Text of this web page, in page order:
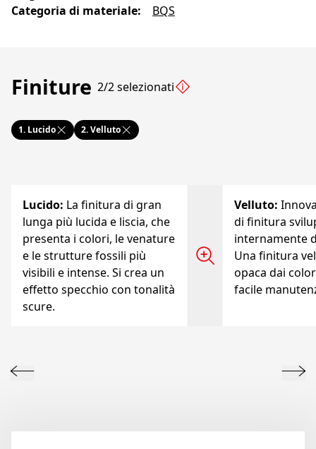
Categoria di materiale: BQS
Finiture 2/2 selezionati
1. Lucido 2.Velluto
Lucido: La finitura di gran
lunga più lucida e liscia, che
presenta i colori, le venature
e le strutture fossili più
visibili e intense. Si crea un
effetto specchio con tonalità
scure.
Velluto:
di finitura
internamente
Una finitura
opaca dai
facile